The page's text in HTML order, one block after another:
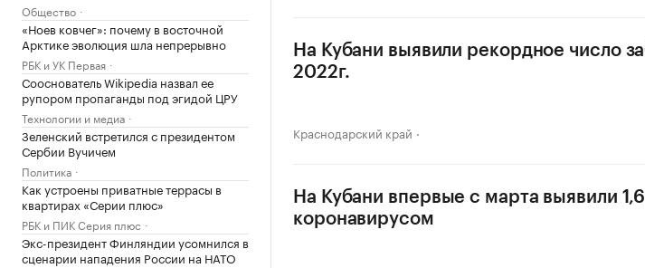
Общество
«Ноев ковчег»: почему в восточной
Арктике эволюция шла непрерывно
РБК и УК Первая
Сооснователь Wikipedia назвал ее
рупором пропаганды под эгидой ЦРУ
Технологии и медиа
Зеленский встретился с президентом
Сербии Вучичем
Политика
Как устроены приватные террасы в
квартирах «Серии плюс»
РБК и ПИК Серия плюс
Экс-президент Финляндии усомнился в
сценарии нападения России на НАТО
На Кубани выявили рекордное число
2022г.
Краснодарский край
На Кубани впервые с марта выявили
коронавирусом